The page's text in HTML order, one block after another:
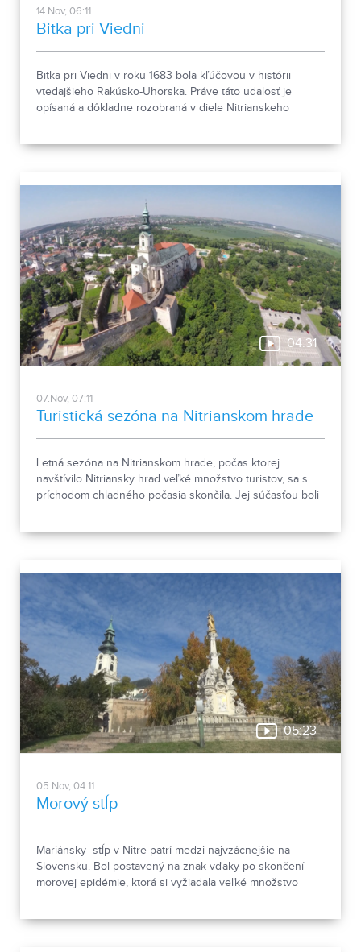
14.Nov, 06:11
Bitka pri Viedni
Bitka pri Viedni v roku 1683 bola kľúčovou v histórii
vtedajšieho Rakúsko-Uhorska. Práve táto udalosť je
opísaná a dôkladne rozobraná v diele Nitrianskeho
04:31
07.Nov, 07:11
Turistická sezóna na Nitrianskom hrade
Letná sezóna na Nitrianskom hrade, počas ktorej
navštívilo Nitriansky hrad veľké množstvo turistov, sa s
príchodom chladného počasia skončila. Jej súčasťou boli
05:23
05.Nov, 04:11
Morový stĺp
Mariánsky stĺp v Nitre patrí medzi najvzácnejšie na
Slovensku. Bol postavený na znak vďaky po skončení
morovej epidémie, ktorá si vyžiadala veľké množstvo